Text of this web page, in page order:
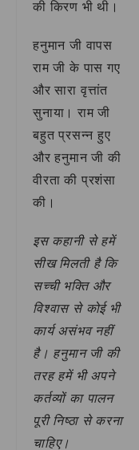
की किरण भी थी।
हनुमान जी वापस
राम जी के पास गए
और सारा वृत्तांत
सुनाया। राम जी
बहुत प्रसन्न हुए
और हनुमान जी की
वीरता की प्रशंसा
की।
इस कहानी से हमें
सीख मिलती है कि
सच्ची भक्ति और
विश्वास से कोई भी
कार्य असंभव नहीं
है। हनुमान जी की
तरह हमें भी अपने
कर्तव्यों का पालन
पूरी निष्ठा से करना
चाहिए।